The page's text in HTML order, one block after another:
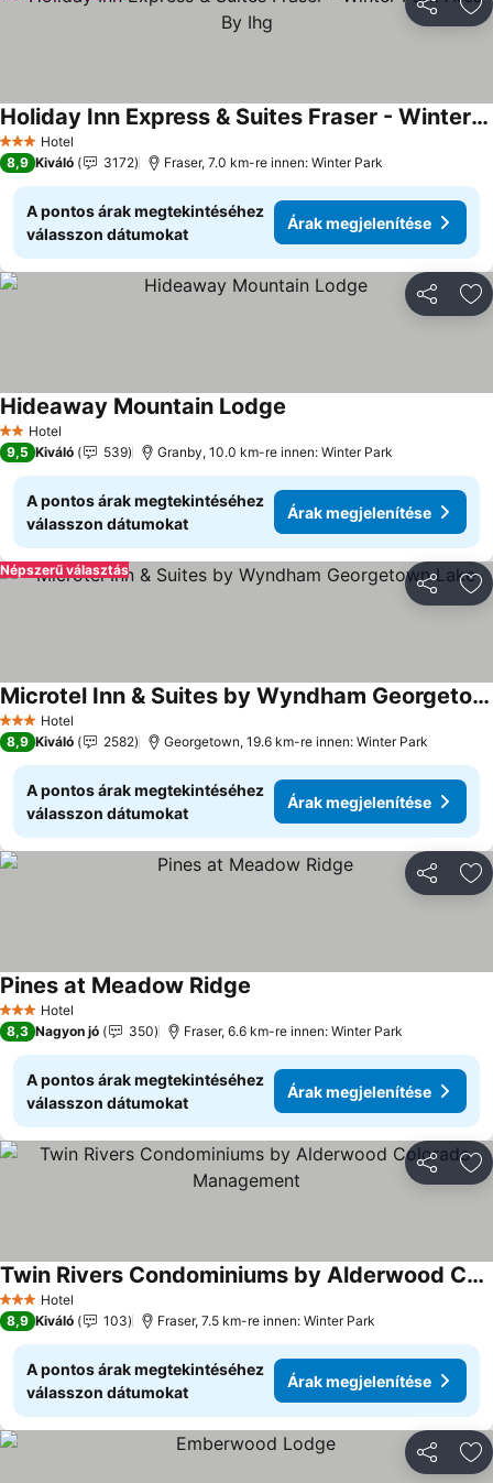
3 Kategória
Hotel
Holiday Inn Express & Suites Fraser - Winter Park Area By Ihg
Árak megjelenítése
8,9 Kiváló 3172 Fraser, 7.0 km-re innen: Winter Park
A pontos árak megtekintéséhez
válasszon dátumokat
Árak megjelenítése
2 Kategória
Hotel
Hideaway Mountain Lodge
9,5 Kiváló 539 Granby, 10.0 km-re innen: Winter Park
A pontos árak megtekintéséhez
válasszon dátumokat
Árak megjelenítése
Népszerű választás
3 Kategória
Hotel
Microtel Inn & Suites by Wyndham Georgetown Lake
Árak megjelenítése
8,9 Kiváló 2582 Georgetown, 19.6 km-re innen: Winter Park
A pontos árak megtekintéséhez
válasszon dátumokat
Árak megjelenítése
3 Kategória
Hotel
Pines at Meadow Ridge
8,3 Nagyon jó 350 Fraser, 6.6 km-re innen: Winter Park
A pontos árak megtekintéséhez
válasszon dátumokat
Árak megjelenítése
3 Kategória
Hotel
Twin Rivers Condominiums by Alderwood Colorado Management
Árak megjelenítése
8,9 Kiváló 103 Fraser, 7.5 km-re innen: Winter Park
A pontos árak megtekintéséhez
válasszon dátumokat
Árak megjelenítése